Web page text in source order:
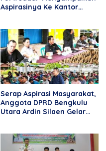
Aspirasinya Ke Kantor
Serap Aspirasi Masyarakat,
Anggota DPRD Bengkulu
Utara Ardin Silaen Gelar